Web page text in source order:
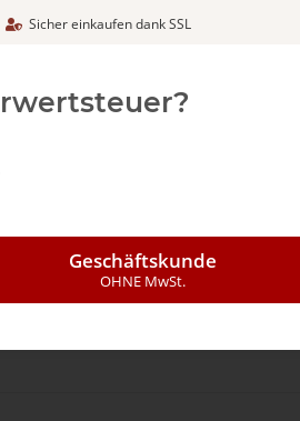
Sicher einkaufen dank SSL
/ DICAF KAFFEE
Geschäftskunde
OHNE MwSt.